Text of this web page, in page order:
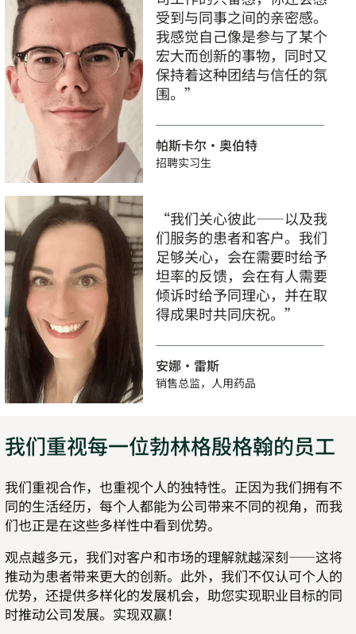
受到与同事之间的亲密感。
我感觉自己像是参与了某个
宏大而创新的事物，同时又
保持着这种团结与信任的氛
围。”
帕斯卡尔·奥伯特
招聘实习生
“我们关心彼此——以及我
们服务的患者和客户。我们
足够关心，会在需要时给予
坦率的反馈，会在有人需要
倾诉时给予同理心，并在取
得成果时共同庆祝。”
安娜·雷斯
销售总监，人用药品
我们重视每一位勃林格殷格翰的员工
我们重视合作，也重视个人的独特性。正因为我们拥有不
同的生活经历，每个人都能为公司带来不同的视角，而我
们也正是在这些多样性中看到优势。
观点越多元，我们对客户和市场的理解就越深刻——这将
推动为患者带来更大的创新。此外，我们不仅认可个人的
优势，还提供多样化的发展机会，助您实现职业目标的同
时推动公司发展。实现双赢！